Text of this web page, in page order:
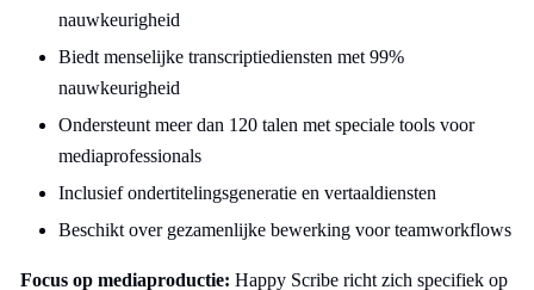
nauwkeurigheid
Biedt menselijke transcriptiediensten met 99%
nauwkeurigheid
Ondersteunt meer dan 120 talen met speciale tools voor
mediaprofessionals
Inclusief ondertitelingsgeneratie en vertaaldiensten
Beschikt over gezamenlijke bewerking voor teamworkflows
Focus op mediaproductie: Happy Scribe richt zich specifiek op